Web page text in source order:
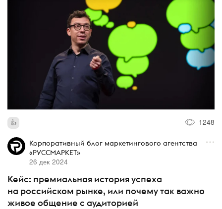
1248
Корпоративный блог маркетингового агентства
«РУССМАРКЕТ»
26 дек 2024
Кейс: премиальная история успеха
на российском рынке, или почему так важно
живое общение с аудиторией